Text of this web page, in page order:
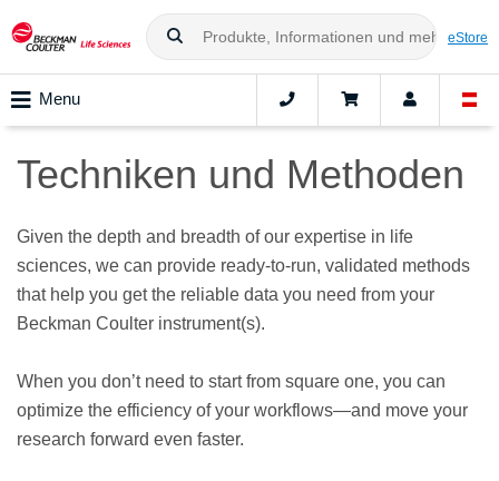
eStore
Menu
Techniken und Methoden
Given the depth and breadth of our expertise in life
sciences, we can provide ready-to-run, validated methods
that help you get the reliable data you need from your
Beckman Coulter instrument(s).
When you don’t need to start from square one, you can
optimize the efficiency of your workflows—and move your
research forward even faster.